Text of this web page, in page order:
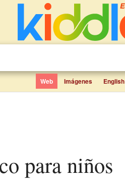
Web Imágenes English
para niños